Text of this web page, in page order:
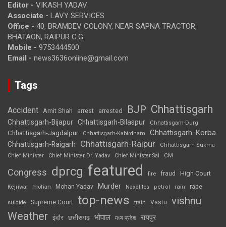
Editor - VIKASH YADAV
Associate - LAVY SERVICES
Office - 40, BRAMDEV COLONY, NEAR SAPNA TRACTOR,
BHATAON, RAIPUR C.G.
Mobile - 9753444500
Email - news3636online@gmail.com
Tags
Accident Amit Shah arrest arrested BJP Chhattisgarh
Chhattisgarh-Bijapur Chhattisgarh-Bilaspur Chhattisgarh-Durg
Chhattisgarh-Jagdalpur Chhattisgarh-Kabirdham Chhattisgarh-Korba
Chhattisgarh-Raigarh Chhattisgarh-Raipur
Chhattisgarh-Sukma
Chief Minister
Chief Minister Dr. Yadav Chief Minister Sai CM
Congress dprcg featured fire fraud High Court
Kejriwal mohan Mohan Yadav Murder Naxalites petrol rain rape
suicide Supreme Court top-news train Vastu vishnu
Weather इंदौर छत्तीसगढ़ भोपाल मध्य प्रदेश रायपुर